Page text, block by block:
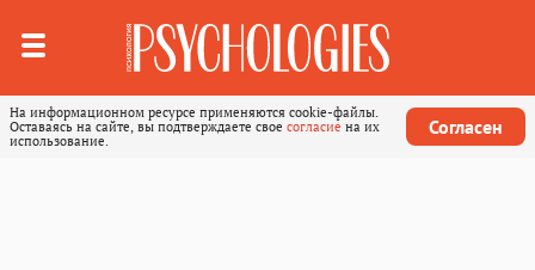
На информационном ресурсе применяются cookie-файлы.
Оставаясь на сайте, вы подтверждаете свое согласие на их
использование.
Согласен